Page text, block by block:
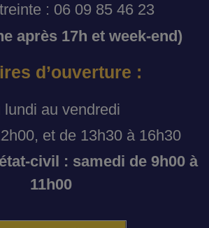
: 06 09 85 46 23
après 17h et week-end)
d’ouverture :
lundi au vendredi
et de 13h30 à 16h30
civil : samedi de 9h00 à
11h00